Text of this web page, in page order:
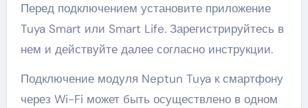
Перед подключением установите приложение
Tuya Smart или Smart Life. Зарегистрируйтесь в
нем и действуйте далее согласно инструкции.
Подключение модуля Neptun Tuya к смартфону
через Wi-Fi может быть осуществлено в одном